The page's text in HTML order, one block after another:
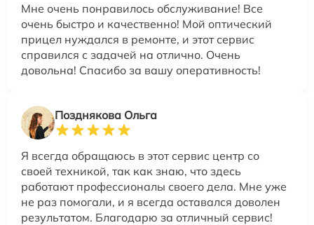
Мне очень понравилось обслуживание! Все
очень быстро и качественно! Мой оптический
прицел нуждался в ремонте, и этот сервис
справился с задачей на отлично. Очень
довольна! Спасибо за вашу оперативность!
Позднякова Ольга
Я всегда обращаюсь в этот сервис центр со
своей техникой, так как знаю, что здесь
работают профессионалы своего дела. Мне уже
не раз помогали, и я всегда оставался доволен
результатом. Благодарю за отличный сервис!